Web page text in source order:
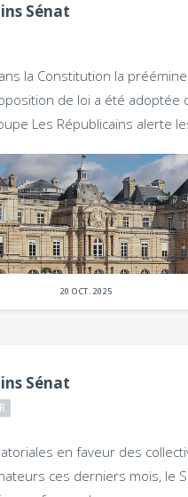
Sénat
la Constitution la
de loi a été adoptée
Les Républicains alerte
20 OCT. 2025
Sénat
en faveur des
ces derniers mois, le